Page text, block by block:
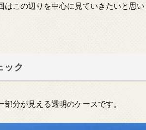
はこの辺りを中心に見ていきたいと思い
ック
部分が見える透明のケースです。